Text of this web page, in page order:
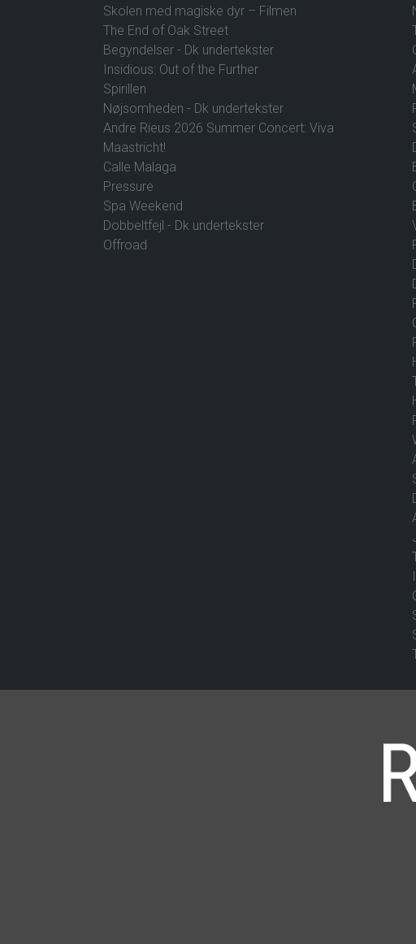
Skolen med magiske dyr – Filmen
The End of Oak Street
Begyndelser - Dk undertekster
Insidious: Out of the Further
Spirillen
Nøjsomheden - Dk undertekster
Andre Rieus 2026 Summer Concert: Viva
Maastricht!
Calle Malaga
Pressure
Spa Weekend
Dobbeltfejl - Dk undertekster
Offroad